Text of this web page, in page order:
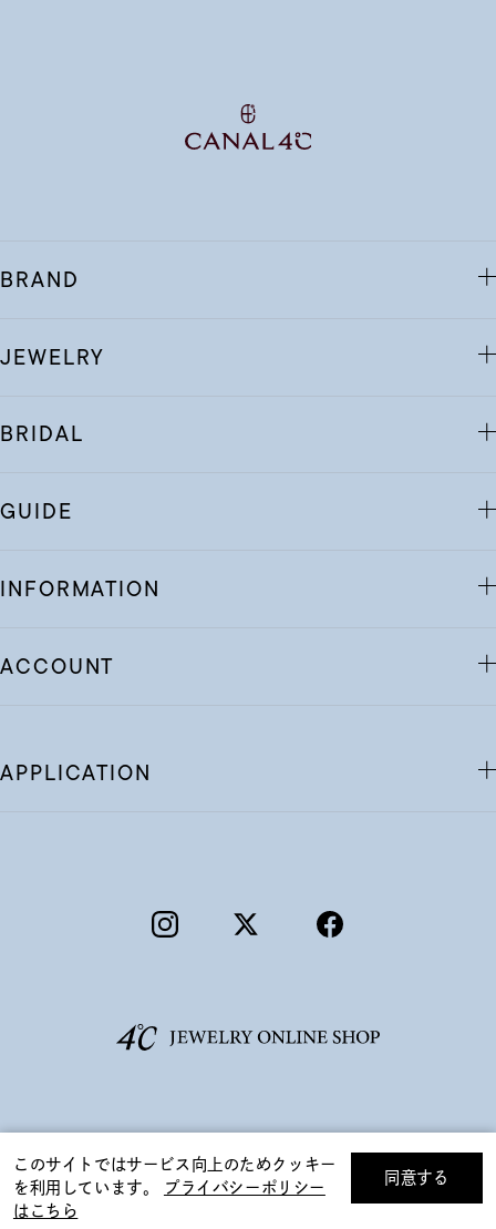
絞り込んで検索する
BRAND
JEWELRY
BRIDAL
GUIDE
INFORMATION
ACCOUNT
APPLICATION
このサイトではサービス向上のためクッキー
を利用しています。
プライバシーポリシー
はこちら
同意する
ギフトをお探しですか？